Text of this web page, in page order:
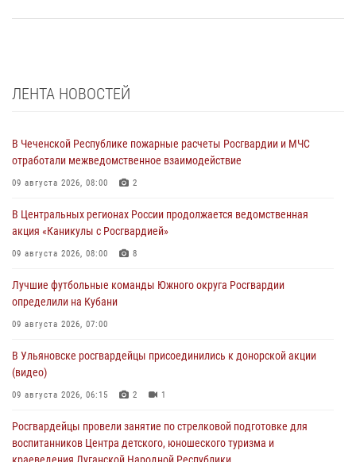
ЛЕНТА НОВОСТЕЙ
В Чеченской Республике пожарные расчеты Росгвардии и МЧС
отработали межведомственное взаимодействие
09 августа 2026, 08:00 2
В Центральных регионах России продолжается ведомственная
акция «Каникулы с Росгвардией»
09 августа 2026, 08:00 8
Лучшие футбольные команды Южного округа Росгвардии
определили на Кубани
09 августа 2026, 07:00
В Ульяновске росгвардейцы присоединились к донорской акции
(видео)
09 августа 2026, 06:15 2 1
Росгвардейцы провели занятие по стрелковой подготовке для
воспитанников Центра детского, юношеского туризма и
краеведения Луганской Народной Республики